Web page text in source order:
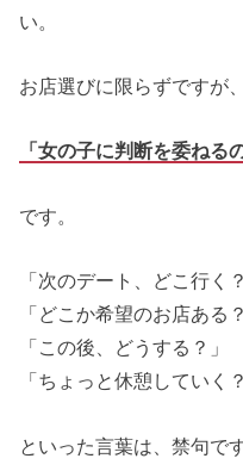
い。
お店選びに限らずですが
「女の子に判断を委ねる
です。
「次のデート、どこ行く？
「どこか希望のお店ある？
「この後、どうする？」
「ちょっと休憩していく？
といった言葉は、禁句です